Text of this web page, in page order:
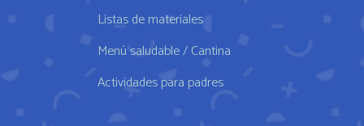
Listas de materiales
Menú saludable / Cantina
Actividades para padres